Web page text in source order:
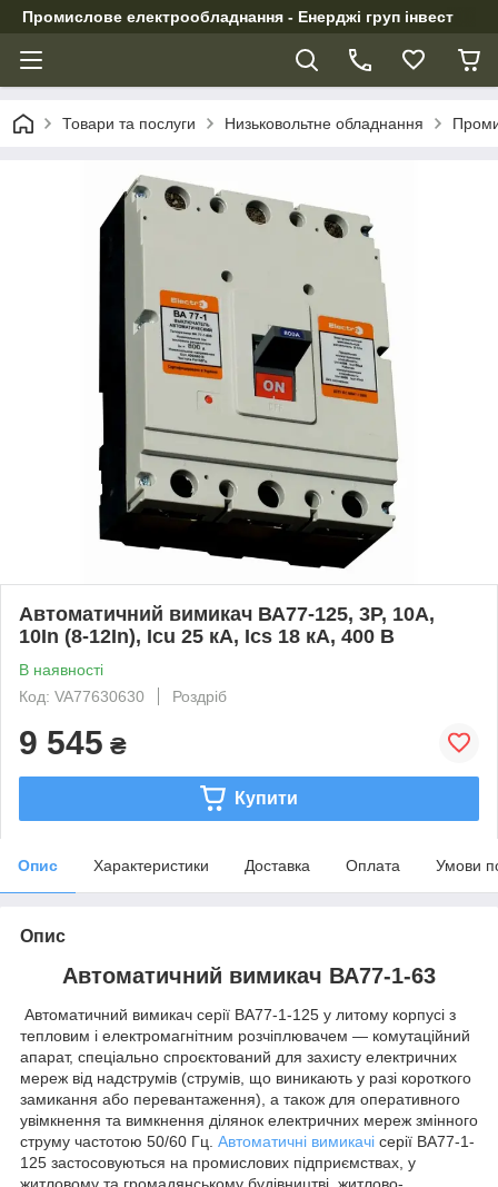
Промислове електрообладнання - Енерджі груп інвест
Товари та послуги Низьковольтне обладнання
Автоматичний вимикач ВА77-125, 3Р, 10А,
10In (8-12In), Icu 25 кА, Ics 18 кА, 400 В
В наявності
Код: VA77630630
Роздріб
9 545 ₴
Купити
Опис Характеристики Доставка Оплата Умови
Опис
Автоматичний вимикач ВА77-1-63
Автоматичний вимикач серії ВА77-1-125 у литому корпусі з
тепловим і електромагнітним розчіплювачем — комутаційний
апарат, спеціально спроєктований для захисту електричних
мереж від надструмів (струмів, що виникають у разі короткого
замикання або перевантаження), а також для оперативного
увімкнення та вимкнення ділянок електричних мереж змінного
струму частотою 50/60 Гц. Автоматичні вимикачі серії ВА77-1-
125 застосовуються на промислових підприємствах, у